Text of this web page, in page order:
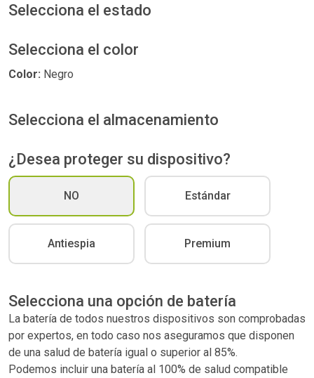
Selecciona el estado
Selecciona el color
Color: Negro
Selecciona el almacenamiento
¿Desea proteger su dispositivo?
NO Estándar
Antiespia Premium
Selecciona una opción de batería
La batería de todos nuestros dispositivos son comprobadas
por expertos, en todo caso nos aseguramos que disponen
de una salud de batería igual o superior al 85%.
Podemos incluir una batería al 100% de salud compatible